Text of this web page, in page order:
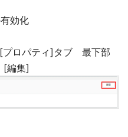
効化
プロパティ]タブ 最下部
[編集]